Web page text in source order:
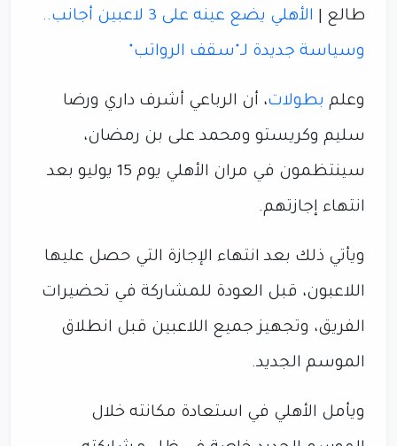
طالع |
الأهلي يضع عينه على 3 لاعبين أجانب..
وسياسة جديدة لـ"سقف الرواتب"
وعلم بطولات، أن الرباعي أشرف داري ورضا
سليم وكريستو ومحمد على بن رمضان،
سينتظمون في مران الأهلي يوم 15 يوليو بعد
انتهاء إجازتهم.
ويأتي ذلك بعد انتهاء الإجازة التي حصل عليها
اللاعبون، قبل العودة للمشاركة في تحضيرات
الفريق، وتجهيز جميع اللاعبين قبل انطلاق
الموسم الجديد.
ويأمل الأهلي في استعادة مكانته خلال